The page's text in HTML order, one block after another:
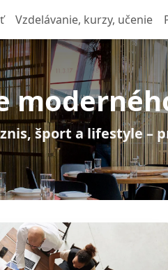
Vzdelávanie, kurzy, učenie
šport a lifestyle –